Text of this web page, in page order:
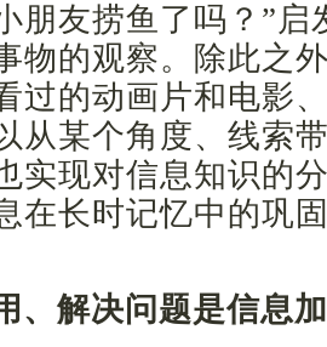
朋友捞鱼了吗？”启
物的观察。除此之
过的动画片和电影
从某个角度、线索
实现对信息知识的
在长时记忆中的巩
、解决问题是信息